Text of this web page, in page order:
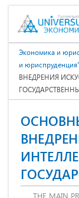
Экономика и
и юриспруденция"
ВНЕДРЕНИЯ
THE MAIN